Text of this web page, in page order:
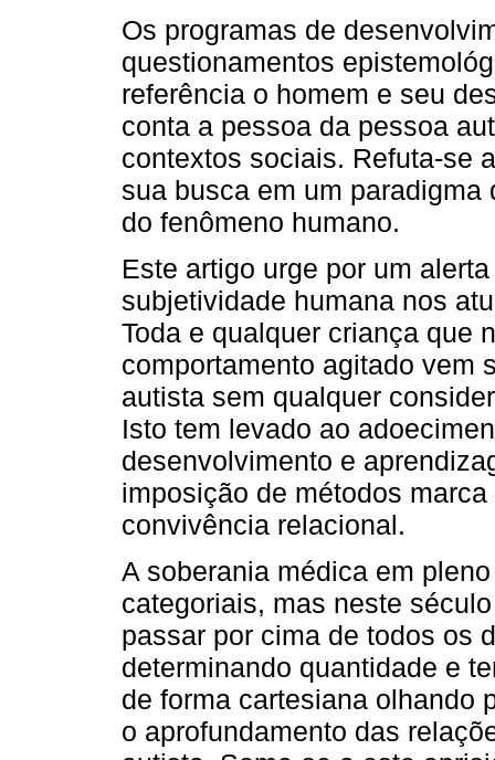
Os programas de
questionamentos
referência o homem e seu
conta a pessoa da pessoa
contextos sociais. Refuta-se
sua busca em um
do fenômeno humano.
Este artigo urge por um
subjetividade humana nos
Toda e qualquer criança que
comportamento agitado vem
autista sem qualquer
Isto tem levado ao
desenvolvimento e
imposição de métodos
convivência relacional.
A soberania médica em
categoriais, mas neste
passar por cima de todos os
determinando quantidade e
de forma cartesiana olhando
o aprofundamento das